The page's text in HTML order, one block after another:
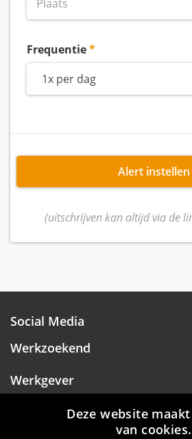
Frequentie
1x per dag
Alert instellen
(uitschrijven kan altijd via de
Social Media
Werkzoekend
Werkgever
Over Hotelprofessionals
Deze website
van cookies.